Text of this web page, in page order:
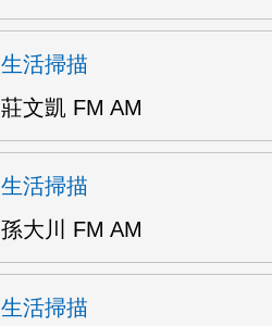
生活掃描
莊文凱 FM AM
生活掃描
孫大川 FM AM
生活掃描